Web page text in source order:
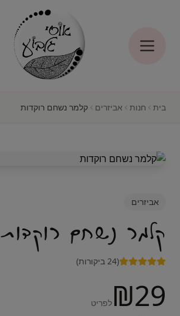
בית חנות אביזרים קלמר נשחם רוקדות
אביזרים
קלמר נשחם רוקדות
(24 ביקורות)
₪29
לפריט